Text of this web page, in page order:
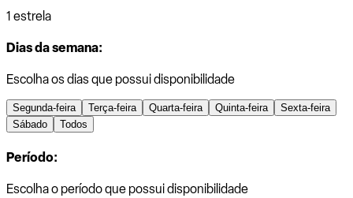
1 estrela
Dias da semana:
Escolha os dias que possui disponibilidade
Segunda-feira Terça-feira Quarta-feira Quinta-feira
Sexta-feira
Sábado
Todos
Período:
Escolha o período que possui disponibilidade